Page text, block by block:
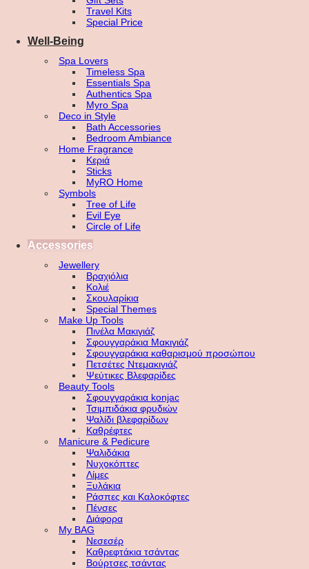
Travel Kits
Special Price
Well-Being
Spa Lovers
Timeless Spa
Essentials Spa
Authentics Spa
Myro Spa
Deco in Style
Bath Accessories
Bedroom Ambiance
Home Fragrance
Κεριά
Sticks
MyRO Home
Symbols
Tree of Life
Evil Eye
Circle of Life
Accessories
Jewellery
Βραχιόλια
Κολιέ
Σκουλαρίκια
Special Themes
Make Up Tools
Πινέλα Μακιγιάζ
Σφουγγαράκια Μακιγιάζ
Σφουγγαράκια καθαρισμού προσώπου
Πετσέτες Ντεμακιγιάζ
Ψεύτικες Βλεφαρίδες
Beauty Tools
Σφουγγαράκια konjac
Τσιμπιδάκια φρυδιών
Ψαλίδι βλεφαρίδων
Καθρέφτες
Manicure & Pedicure
Ψαλιδάκια
Νυχοκόπτες
Λίμες
Ξυλάκια
Ράσπες και Καλοκόφτες
Πένσες
Διάφορα
My BAG
Νεσεσέρ
Καθρεφτάκια τσάντας
Βούρτσες τσάντας